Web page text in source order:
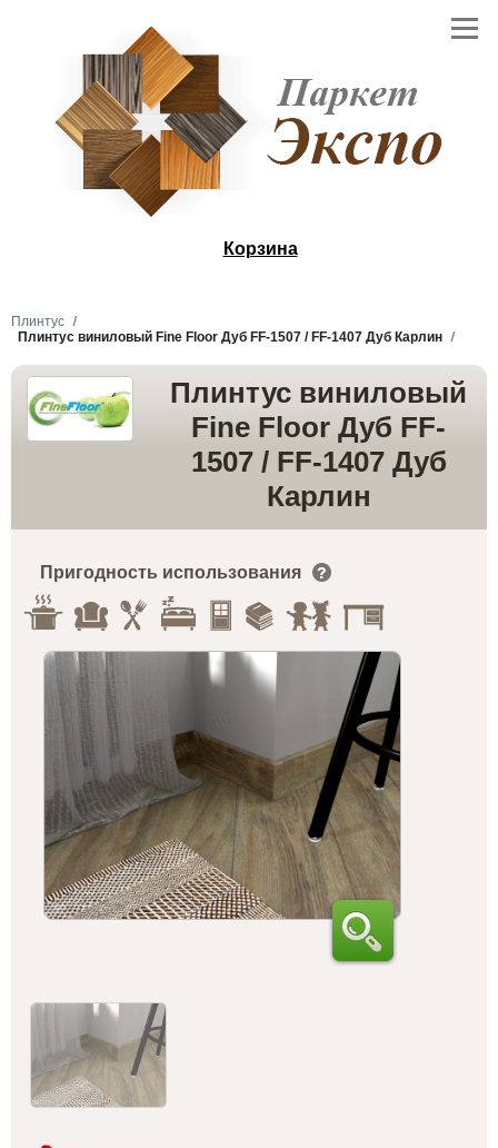
Корзина
Плинтус
Плинтус виниловый Fine Floor Дуб FF-1507 / FF-1407 Дуб Карлин
Плинтус виниловый
Fine Floor Дуб FF-
1507 / FF-1407 Дуб
Карлин
Пригодность использования